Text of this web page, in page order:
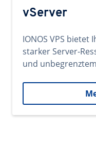
vServer
IONOS VPS bietet
starker Server-
und